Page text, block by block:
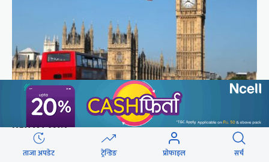
लन्डनप्रति घट्दो आकर्षण, एक वर्षमा ४ लाख २०
हजारले छाडे
ताजा अपडेट ट्रेन्डिङ प्रोफाइल सर्च